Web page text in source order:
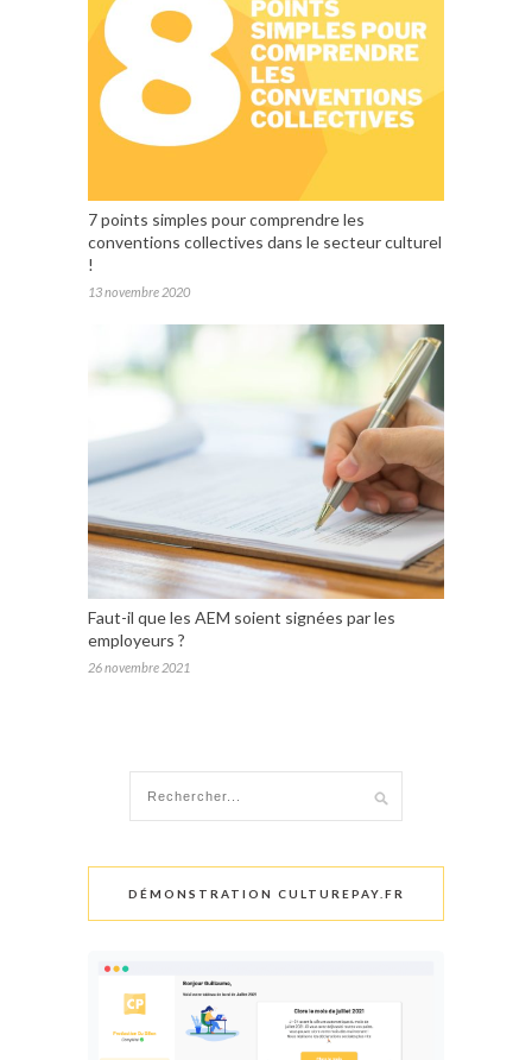
7 points simples pour comprendre les
conventions collectives dans le secteur culturel
!
13 novembre 2020
Faut-il que les AEM soient signées par les
employeurs ?
26 novembre 2021
DÉMONSTRATION CULTUREPAY.FR